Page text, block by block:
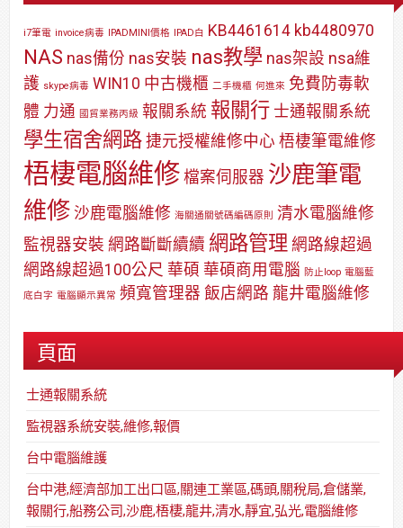
i7筆電 invoice病毒 IPADMINI價格 IPAD白 KB4461614 kb4480970
NAS nas備份 nas安裝 nas教學 nas架設 nsa維
護 skype病毒 WIN10 中古機櫃 二手機櫃 何進來 免費防毒軟
體 力通 國貿業務丙級 報關系統 報關行 士通報關系統
學生宿舍網路 捷元授權維修中心 梧棲筆電維修
梧棲電腦維修 檔案伺服器 沙鹿筆電
維修 沙鹿電腦維修 海關通關號碼編碼原則 清水電腦維修
監視器安裝 網路斷斷續續 網路管理 網路線超過
網路線超過100公尺 華碩 華碩商用電腦 防止loop 電腦藍
底白字 電腦顯示異常 頻寬管理器 飯店網路 龍井電腦維修
頁面
士通報關系統
監視器系統安裝,維修,報價
台中電腦維護
台中港,經濟部加工出口區,關連工業區,碼頭,關稅局,倉儲業,
報關行,船務公司,沙鹿,梧棲,龍井,清水,靜宜,弘光,電腦維修